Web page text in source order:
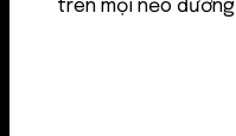
trên mọi nẻo đường